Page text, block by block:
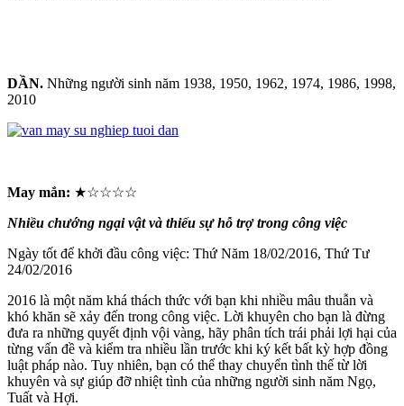
DẦN. Những người sinh năm 1938, 1950, 1962, 1974, 1986, 1998,
2010
May mắn: ★☆☆☆☆
Nhiều chướng ngại vật và thiếu sự hỗ trợ trong công việc
Ngày tốt để khởi đầu công việc: Thứ Năm 18/02/2016, Thứ Tư
24/02/2016
2016 là một năm khá thách thức với bạn khi nhiều mâu thuẫn và
khó khăn sẽ xảy đến trong công việc. Lời khuyên cho bạn là đừng
đưa ra những quyết định vội vàng, hãy phân tích trái phải lợi hại của
từng vấn đề và kiểm tra nhiều lần trước khi ký kết bất kỳ hợp đồng
luật pháp nào. Tuy nhiên, bạn có thể thay chuyển tình thế từ lời
khuyên và sự giúp đỡ nhiệt tình của những người sinh năm Ngọ,
Tuất và Hợi.